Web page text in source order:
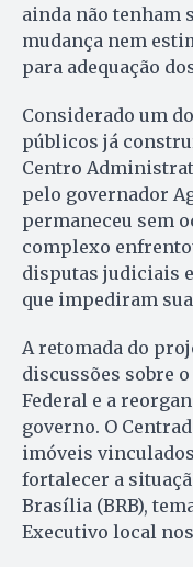
ainda não tenham
mudança nem
para adequação
Considerado um
públicos já
Centro
pelo governador
permaneceu sem
complexo
disputas judiciais
que impediram
A retomada do
discussões sobre
Federal e a
governo. O
imóveis
fortalecer a
Brasília (BRB),
Executivo local